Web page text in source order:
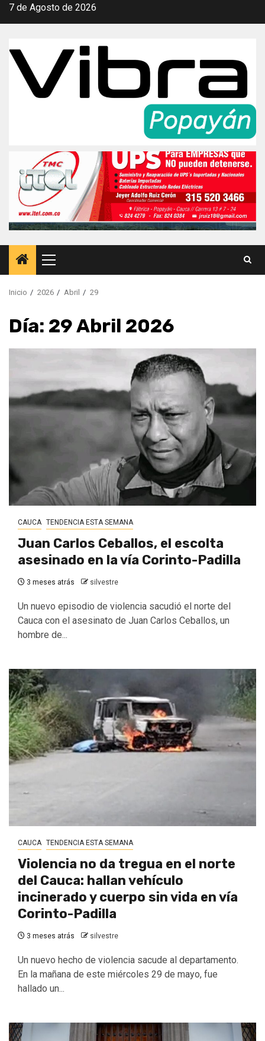
Saltar
7 de Agosto de 2026
Menú
principal
Inicio 2026 Abril 29
Día: 29 Abril 2026
CAUCA TENDENCIA ESTA SEMANA
Juan Carlos Ceballos, el escolta
asesinado en la vía Corinto-Padilla
3 meses atrás silvestre
Un nuevo episodio de violencia sacudió el norte del
Cauca con el asesinato de Juan Carlos Ceballos, un
hombre de...
CAUCA TENDENCIA ESTA SEMANA
Violencia no da tregua en el norte
del Cauca: hallan vehículo
incinerado y cuerpo sin vida en vía
Corinto-Padilla
3 meses atrás silvestre
Un nuevo hecho de violencia sacude al departamento.
En la mañana de este miércoles 29 de mayo, fue
hallado un...